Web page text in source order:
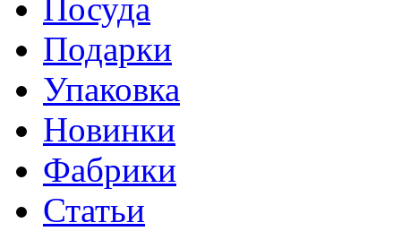
Посуда
Подарки
Упаковка
Новинки
Фабрики
Статьи